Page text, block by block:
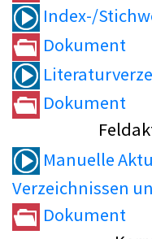
Index-/
Dokument
Dokument
Manuelle
Verzeichnissen
Dokument